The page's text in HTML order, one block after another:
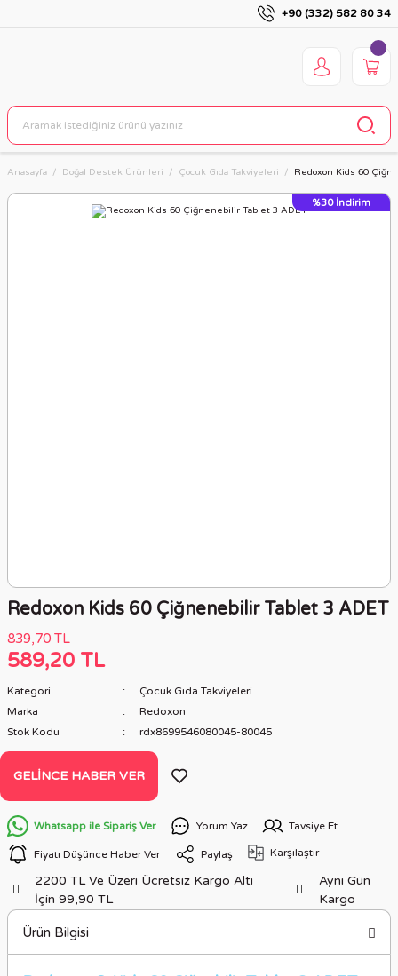
+90 (332) 582 80 34
Anasayfa Doğal Destek Ürünleri Çocuk Gıda Takviyeleri Redoxon Kids 60
%30 İndirim
Redoxon Kids 60 Çiğnenebilir Tablet 3 ADET
839,70 TL
589,20 TL
Kategori
Çocuk Gıda Takviyeleri
Marka
Redoxon
Stok Kodu
rdx8699546080045-80045
GELINCE HABER VER
Whatsapp ile Sipariş Ver Yorum Yaz Tavsiye Et
Fiyatı Düşünce Haber Ver Paylaş Karşılaştır
2200 TL Ve Üzeri Ücretsiz Kargo Altı
İçin 99,90 TL
Aynı Gün
Kargo
Ürün Bilgisi